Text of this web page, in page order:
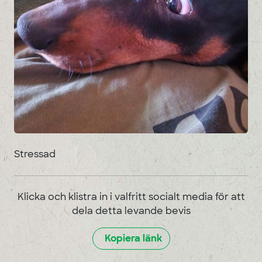
Stressad
Klicka och klistra in i valfritt socialt media för att
dela detta levande bevis
Kopiera länk